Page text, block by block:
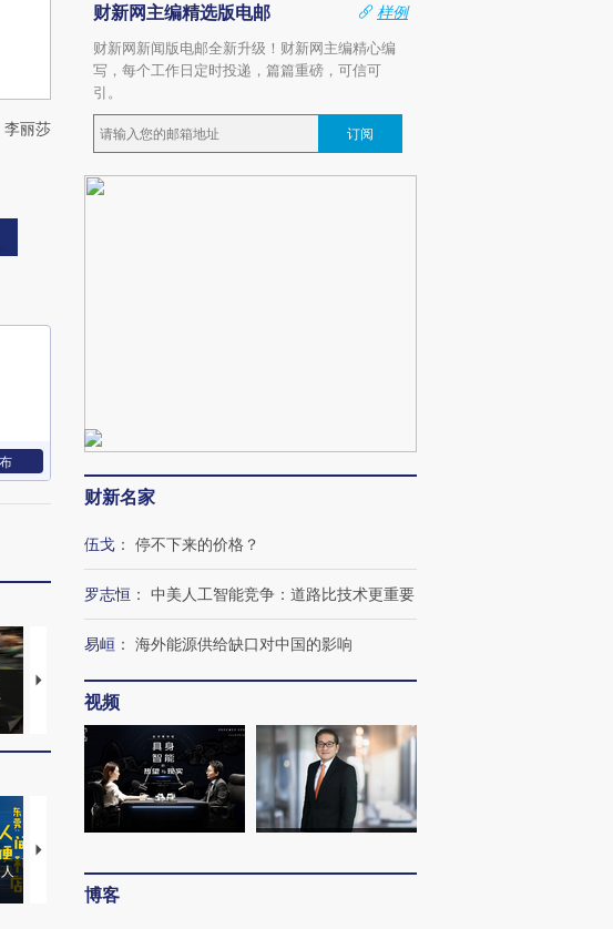
李丽莎
马航飞行员跨国走私7万
粒摇头丸 尿检体内含3种
视线｜被称为“蟑螂”的印
育部长拱下台
视线｜“入侵”还是“人道危
飞地休达
【推广】走进第四届链博
会，让数智科技“链”接产
【特别呈现】寻找100种
CFO：不靠规模取胜，华
财新网主编精选版电邮
样例
财新网新闻版电邮全新升级！财新网主编精心编
写，每个工作日定时投递，篇篇重磅，可信可
引。
订阅
财新名家
伍戈 ： 停不下来的价格？
罗志恒 ： 中美人工智能竞争：道路比技术更重要
易峘 ： 海外能源供给缺口对中国的影响
视频
博客